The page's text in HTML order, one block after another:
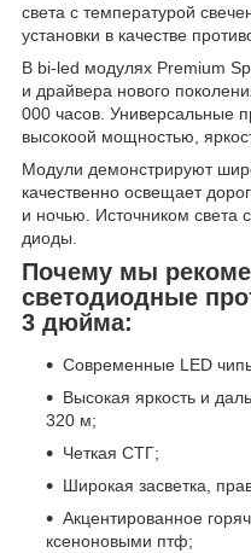
света с температурой
установки в качестве
В bi-led модулях Premium
и драйвера нового
000 часов. Универсальные
высокоой мощностью,
Модули демонстрируют
качественно освещает
и ночью. Источником
диоды.
Почему мы
светодиодные
3 дюйма:
Современные LED
Высокая яркость и
320 м;
Четкая СТГ;
Широкая засветка,
Акцентированное
ксеноновыми птф;